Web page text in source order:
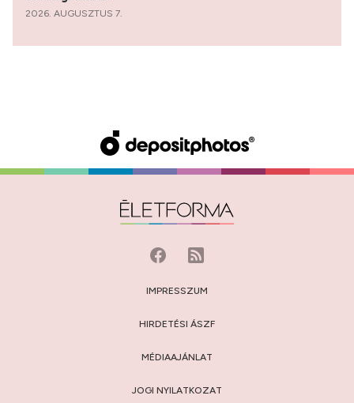
2026. AUGUSZTUS 7.
IMPRESSZUM
HIRDETÉSI ÁSZF
MÉDIAAJÁNLAT
JOGI NYILATKOZAT